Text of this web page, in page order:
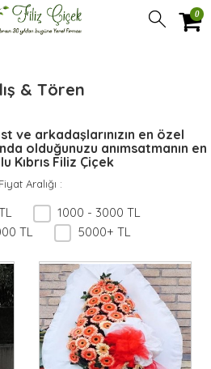
0
& Tören
ve arkadaşlarınızın en özel
olduğunuzu anımsatmanın en
Kıbrıs Filiz Çiçek
Fiyat Aralığı :
1000 - 3000 TL
TL
5000+ TL